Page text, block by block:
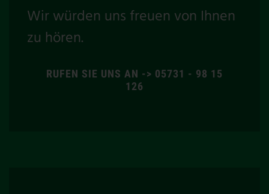
Wir würden uns freuen von Ihnen
zu hören.
RUFEN SIE UNS AN -> 05731 - 98 15
126